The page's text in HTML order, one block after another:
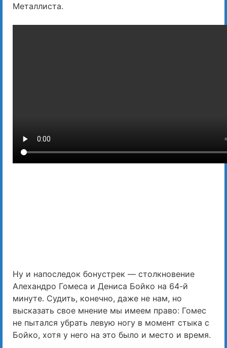
Металлиста.
Ну и напоследок бонустрек — столкновение
Алехандро Гомеса и Дениса Бойко на 64-й
минуте. Судить, конечно, даже не нам, но
высказать свое мнение мы имеем право: Гомес
не пытался убрать левую ногу в момент стыка с
Бойко, хотя у него на это было и место и время.